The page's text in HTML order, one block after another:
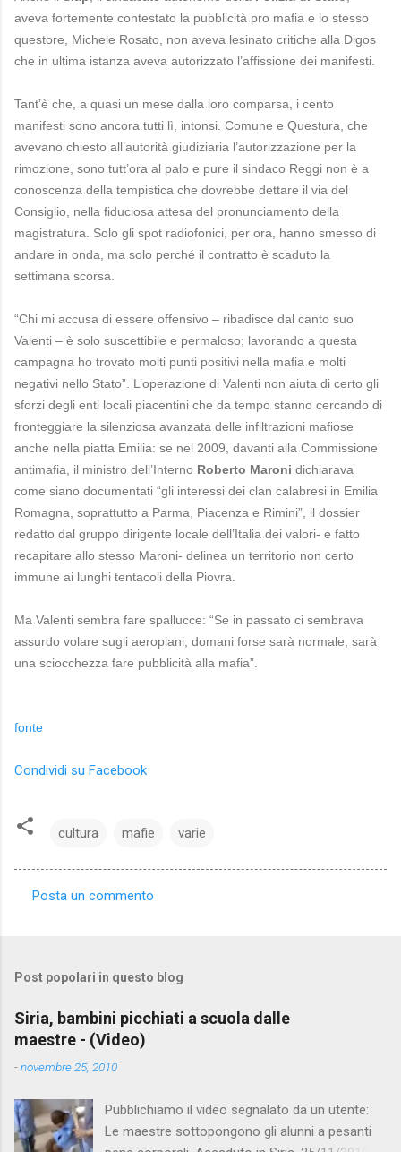
aveva fortemente contestato la pubblicità pro mafia e lo stesso
questore, Michele Rosato, non aveva lesinato critiche alla Digos
che in ultima istanza aveva autorizzato l’affissione dei manifesti.
Tant’è che, a quasi un mese dalla loro comparsa, i cento
manifesti sono ancora tutti lì, intonsi. Comune e Questura, che
avevano chiesto all’autorità giudiziaria l’autorizzazione per la
rimozione, sono tutt’ora al palo e pure il sindaco Reggi non è a
conoscenza della tempistica che dovrebbe dettare il via del
Consiglio, nella fiduciosa attesa del pronunciamento della
magistratura. Solo gli spot radiofonici, per ora, hanno smesso di
andare in onda, ma solo perché il contratto è scaduto la
settimana scorsa.
“Chi mi accusa di essere offensivo – ribadisce dal canto suo
Valenti – è solo suscettibile e permaloso; lavorando a questa
campagna ho trovato molti punti positivi nella mafia e molti
negativi nello Stato”. L’operazione di Valenti non aiuta di certo gli
sforzi degli enti locali piacentini che da tempo stanno cercando di
fronteggiare la silenziosa avanzata delle infiltrazioni mafiose
anche nella piatta Emilia: se nel 2009, davanti alla Commissione
antimafia, il ministro dell’Interno Roberto Maroni dichiarava
come siano documentati “gli interessi dei clan calabresi in Emilia
Romagna, soprattutto a Parma, Piacenza e Rimini”, il dossier
redatto dal gruppo dirigente locale dell’Italia dei valori- e fatto
recapitare allo stesso Maroni- delinea un territorio non certo
immune ai lunghi tentacoli della Piovra.
Ma Valenti sembra fare spallucce: “Se in passato ci sembrava
assurdo volare sugli aeroplani, domani forse sarà normale, sarà
una sciocchezza fare pubblicità alla mafia”.
fonte
Condividi su Facebook
cultura mafie varie
e
n
t
Posta un commento
Post popolari in questo blog
Siria, bambini picchiati a scuola dalle
maestre - (Video)
-novembre 25, 2010
Pubblichiamo il video segnalato da un utente:
Le maestre sottopongono gli alunni a pesanti